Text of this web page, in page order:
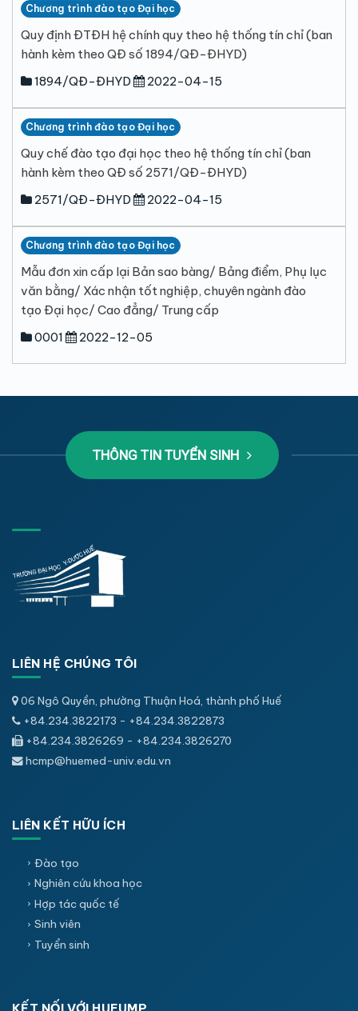
Chương trình đào tạo Đại học
Quy định ĐTĐH hệ chính quy theo hệ thống tín chỉ (ban
hành kèm theo QĐ số 1894/QĐ-ĐHYD)
1894/QĐ-ĐHYD
2022-04-15
Chương trình đào tạo Đại học
Quy chế đào tạo đại học theo hệ thống tín chỉ (ban
hành kèm theo QĐ số 2571/QĐ-ĐHYD)
2571/QĐ-ĐHYD
2022-04-15
Chương trình đào tạo Đại học
Mẫu đơn xin cấp lại Bản sao bàng/ Bảng điểm, Phụ lục
văn bằng/ Xác nhận tốt nghiệp, chuyên ngành đào
tạo Đại học/ Cao đẳng/ Trung cấp
0001
2022-12-05
THÔNG TIN TUYỂN SINH
LIÊN HỆ CHÚNG TÔI
06 Ngô Quyền, phường Thuận Hoá, thành phố Huế
+84.234.3822173 - +84.234.3822873
+84.234.3826269 - +84.234.3826270
hcmp@huemed-univ.edu.vn
LIÊN KẾT HỮU ÍCH
Đào tạo
Nghiên cứu khoa học
Hợp tác quốc tế
Sinh viên
Tuyển sinh
KẾT NỐI VỚI HUEUMP